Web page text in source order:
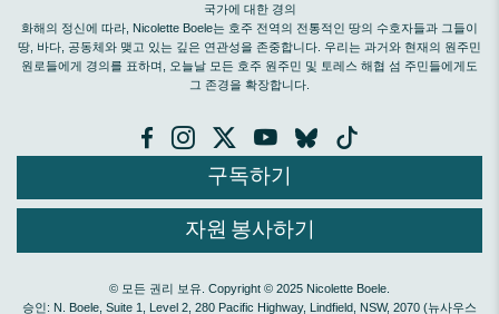
국가에 대한 경의
화해의 정신에 따라, Nicolette Boele는 호주 전역의 전통적인 땅의 수호자들과 그들이
땅, 바다, 공동체와 맺고 있는 깊은 연관성을 존중합니다. 우리는 과거와 현재의 원주민
원로들에게 경의를 표하며, 오늘날 모든 호주 원주민 및 토레스 해협 섬 주민들에게도
그 존경을 확장합니다.
구독하기
자원 봉사하기
© 모든 권리 보유. Copyright © 2025 Nicolette Boele.
승인: N. Boele, Suite 1, Level 2, 280 Pacific Highway, Lindfield, NSW, 2070 (뉴사우스